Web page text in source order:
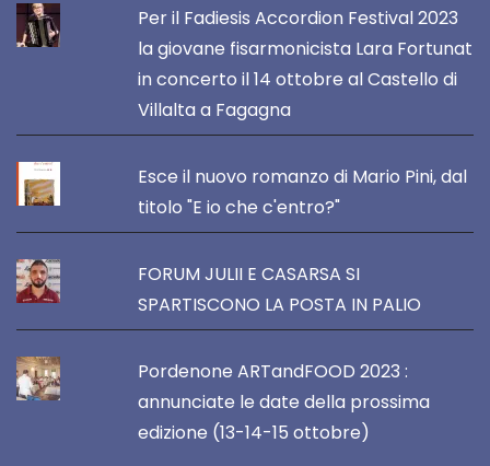
Per il Fadiesis Accordion Festival 2023
la giovane fisarmonicista Lara Fortunat
in concerto il 14 ottobre al Castello di
Villalta a Fagagna
Esce il nuovo romanzo di Mario Pini, dal
titolo "E io che c'entro?"
FORUM JULII E CASARSA SI
SPARTISCONO LA POSTA IN PALIO
Pordenone ARTandFOOD 2023 :
annunciate le date della prossima
edizione (13-14-15 ottobre)